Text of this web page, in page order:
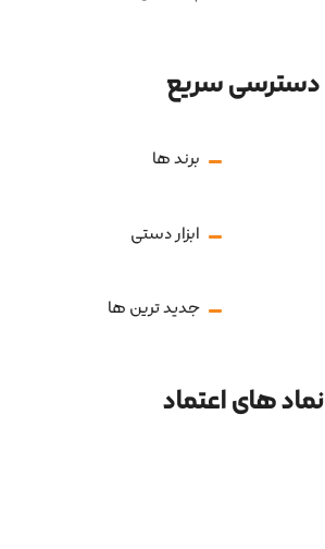
دسترسی سریع
برند ها
ابزار دستی
جدید ترین ها
نماد های اعتماد